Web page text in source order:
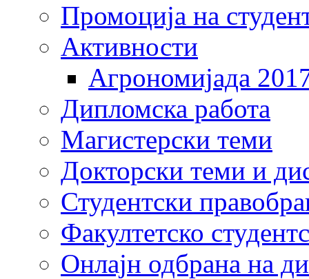
Промоција на
Активности
Агрономијада
Дипломска работа
Магистерски теми
Докторски теми и
Студентски
Факултетско
Онлајн одбрана на